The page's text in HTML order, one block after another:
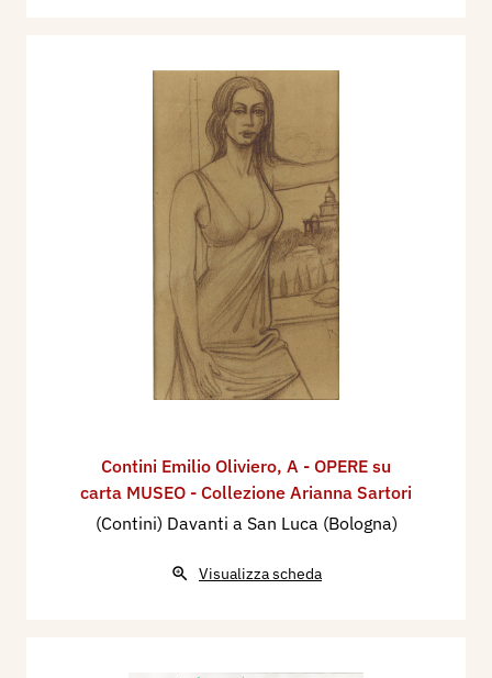
Contini Emilio Oliviero, A - OPERE su
carta MUSEO - Collezione Arianna Sartori
(Contini) Davanti a San Luca (Bologna)
Visualizza scheda